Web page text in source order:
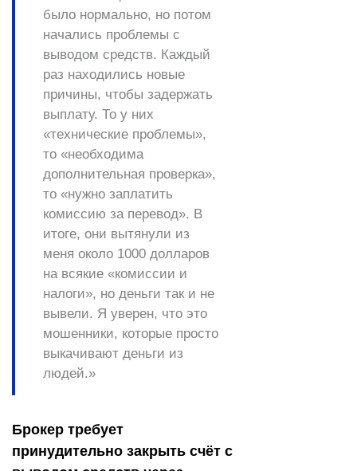
было нормально, но потом
начались проблемы с
выводом средств. Каждый
раз находились новые
причины, чтобы задержать
выплату. То у них
«технические проблемы»,
то «необходима
дополнительная проверка»,
то «нужно заплатить
комиссию за перевод». В
итоге, они вытянули из
меня около 1000 долларов
на всякие «комиссии и
налоги», но деньги так и не
вывели. Я уверен, что это
мошенники, которые просто
выкачивают деньги из
людей.»
Брокер требует
принудительно закрыть счёт с